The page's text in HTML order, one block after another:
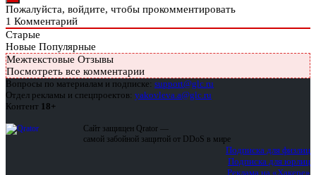
Пожалуйста, войдите, чтобы прокомментировать
1 Комментарий
Старые
Новые Популярные
Межтекстовые Отзывы
Посмотреть все комментарии
Вопросы по материалам и подписке: support@glc.ru
Отдел рекламы и спецпроектов: yakovleva.a@glc.ru
Контент 18+
Сайт защищен Qrator —
самой забойной защитой от DDoS в мире
Подписка для физлиц
Подписка для юрлиц
Реклама на «Хакере»